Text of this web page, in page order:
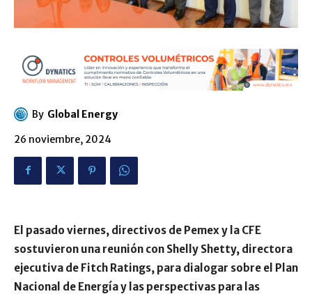
By Global Energy
26 noviembre, 2024
El pasado viernes, directivos de Pemex y la CFE
sostuvieron una reunión con Shelly Shetty, directora
ejecutiva de Fitch Ratings, para dialogar sobre el Plan
Nacional de Energía y las perspectivas para las